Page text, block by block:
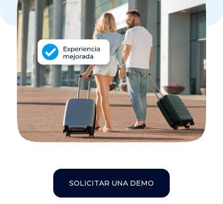
SOLICITAR UNA DEMO